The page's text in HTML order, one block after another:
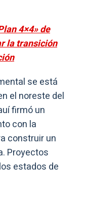
4×4» de
la transición
se está
el noreste del
firmó un
con la
construir un
Proyectos
estados de